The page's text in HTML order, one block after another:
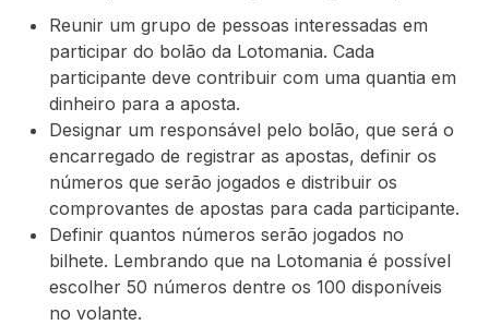
Reunir um grupo de pessoas interessadas em
participar do bolão da Lotomania. Cada
participante deve contribuir com uma quantia em
dinheiro para a aposta.
Designar um responsável pelo bolão, que será o
encarregado de registrar as apostas, definir os
números que serão jogados e distribuir os
comprovantes de apostas para cada participante.
Definir quantos números serão jogados no
bilhete. Lembrando que na Lotomania é possível
escolher 50 números dentre os 100 disponíveis
no volante.